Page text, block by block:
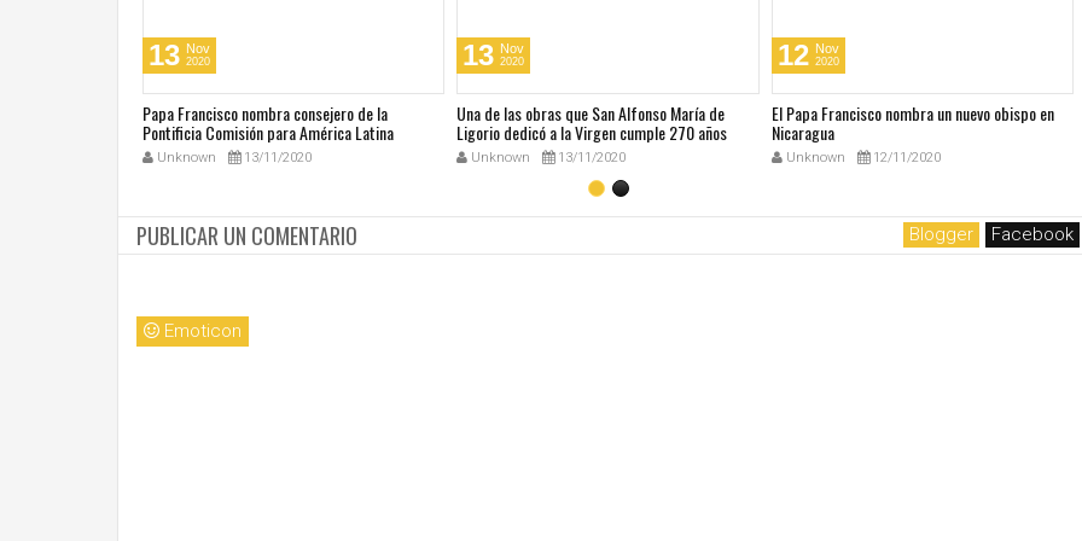
13 Nov
2020
Papa Francisco nombra consejero de la
Pontificia Comisión para América Latina
Unknown 13/11/2020
13 Nov
2020
Una de las obras que San Alfonso María de
Ligorio dedicó a la Virgen cumple 270 años
Unknown 13/11/2020
12 Nov
2020
El Papa Francisco nombra un nuevo obispo en
Nicaragua
Unknown 12/11/2020
PUBLICAR UN COMENTARIO Blogger Facebook
Emoticon